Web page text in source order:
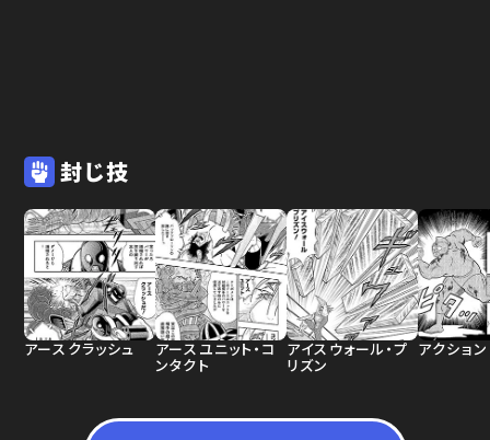
封じ技
アースクラッシュ アースユニット・コ
ンタクト
アイスウォール・プ
リズン
アクション